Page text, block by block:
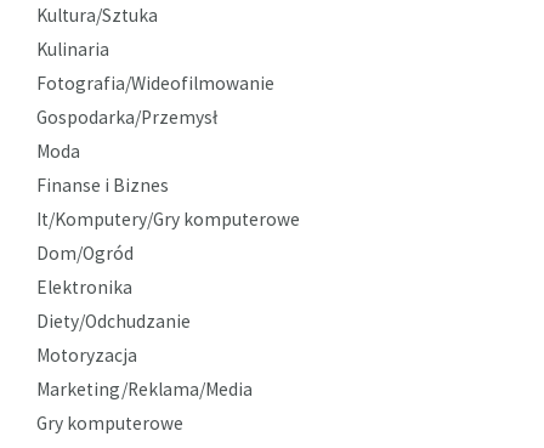
Kultura/Sztuka
Kulinaria
Fotografia/Wideofilmowanie
Gospodarka/Przemysł
Moda
Finanse i Biznes
It/Komputery/Gry komputerowe
Dom/Ogród
Elektronika
Diety/Odchudzanie
Motoryzacja
Marketing/Reklama/Media
Gry komputerowe